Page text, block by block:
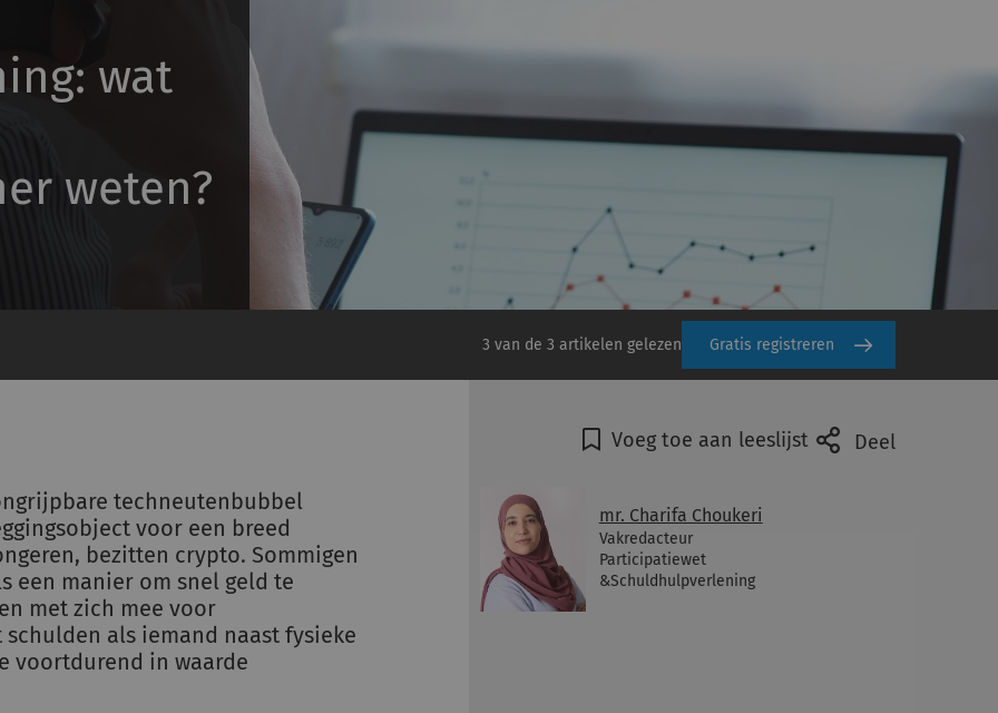
wat
weten?
3 van de 3 artikelen gelezen Gratis registreren
techneutenbubbel
voor een breed
bezitten crypto. Sommigen
een manier om snel geld te
met zich mee voor
als iemand naast fysieke
voortdurend in waarde
Voeg toe aan leeslijst Deel
mr. Charifa Choukeri
Vakredacteur
Participatiewet
&Schuldhulpverlening